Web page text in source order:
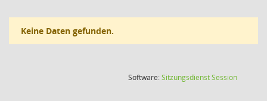
Keine Daten gefunden.
Software:SitzungsdienstSession(Wird in